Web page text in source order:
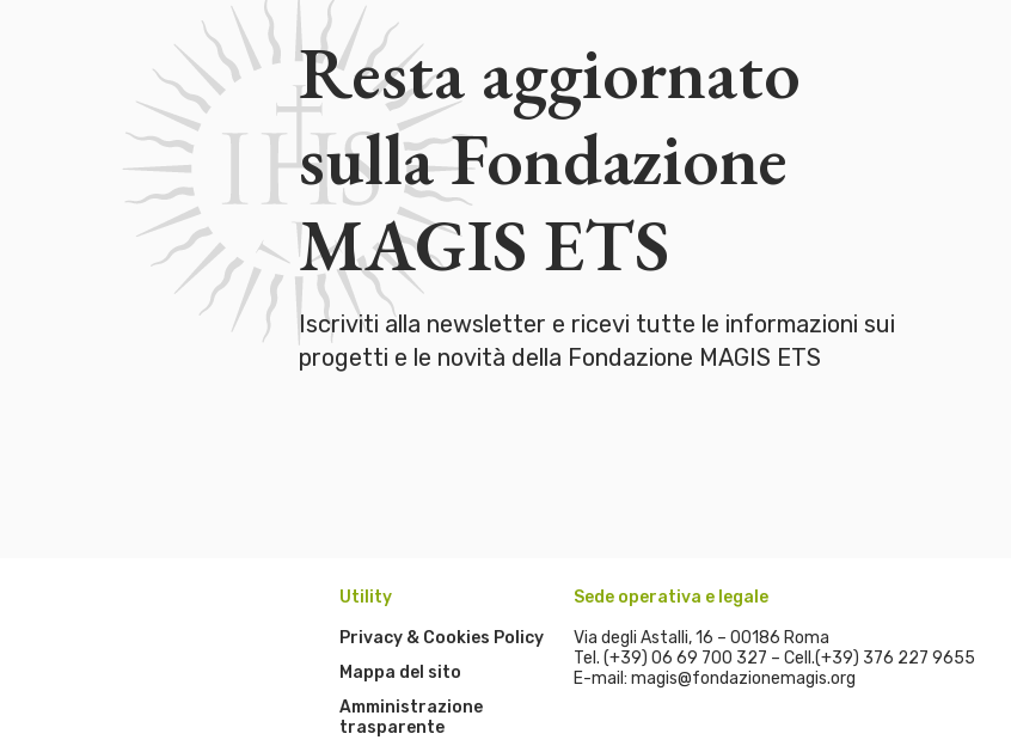
Resta aggiornato
sulla Fondazione
MAGIS ETS
Iscriviti alla newsletter e ricevi tutte le informazioni sui
progetti e le novità della Fondazione MAGIS ETS
Utility
Privacy & Cookies Policy
Mappa del sito
Amministrazione
trasparente
Sede operativa e legale
Via degli Astalli, 16 – 00186 Roma
Tel. (+39) 06 69 700 327 – Cell.(+39) 376 227 9655
E-mail: magis@fondazionemagis.org